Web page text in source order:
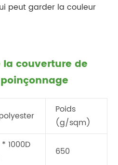
peut garder la couleur
couverture de
Poids
(g/sqm)
1000D
650